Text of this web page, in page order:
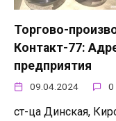
Торгово-
Контакт-77:
предприятия
09.04.2024 0
ст-ца Динская,